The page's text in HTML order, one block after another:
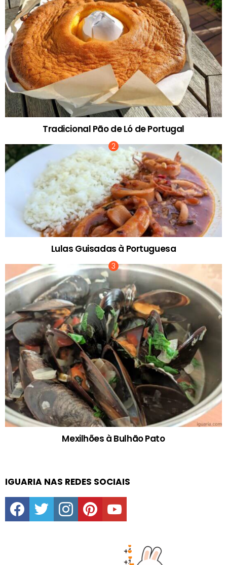
Tradicional Pão de Ló de Portugal
Lulas Guisadas à Portuguesa
Mexilhões à Bulhão Pato
IGUARIA NAS REDES SOCIAIS
facebooktwitter instagrampinterestyoutube